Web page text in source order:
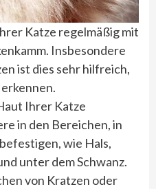
Katze regelmäßig mit
Insbesondere
ist dies sehr hilfreich,
Ihrer Katze
in den Bereichen, in
wie Hals,
unter dem Schwanz.
von Kratzen oder